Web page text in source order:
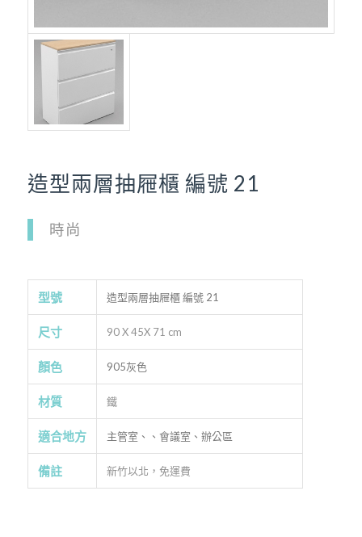
造型兩層抽屜櫃 編號 21
時尚
型號 造型兩層抽屜櫃 編號 21
尺寸 90 X 45X 71 cm
顏色 905灰色
材質 鐵
適合地方 主管室、、會議室、辦公區
備註 新竹以北，免運費